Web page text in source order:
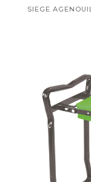
SIEGE